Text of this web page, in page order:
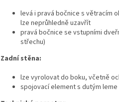
levá i pravá bočnice s větracím
lze neprůhledně uzavřít
pravá bočnice se vstupními
střechu)
Zadní stěna:
lze vyrolovat do boku, včetně
spojovací element s dutým